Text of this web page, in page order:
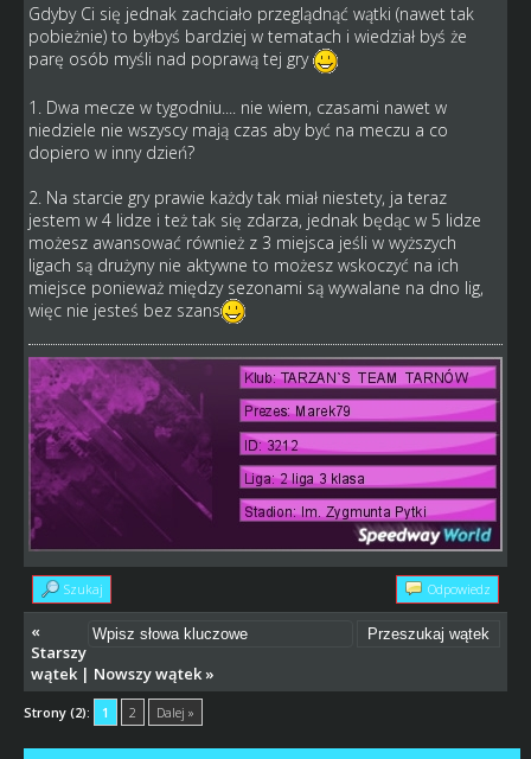
Gdyby Ci się jednak zachciało przeglądnąć wątki (nawet tak
pobieżnie) to byłbyś bardziej w tematach i wiedział byś że
parę osób myśli nad poprawą tej gry
1. Dwa mecze w tygodniu.... nie wiem, czasami nawet w
niedziele nie wszyscy mają czas aby być na meczu a co
dopiero w inny dzień?
2. Na starcie gry prawie każdy tak miał niestety, ja teraz
jestem w 4 lidze i też tak się zdarza, jednak będąc w 5 lidze
możesz awansować również z 3 miejsca jeśli w wyższych
ligach są drużyny nie aktywne to możesz wskoczyć na ich
miejsce ponieważ między sezonami są wywalane na dno lig,
więc nie jesteś bez szans
Szukaj Odpowiedz
«
Starszy
wątek| Nowszy wątek»
Strony (2): 1 2 Dalej »